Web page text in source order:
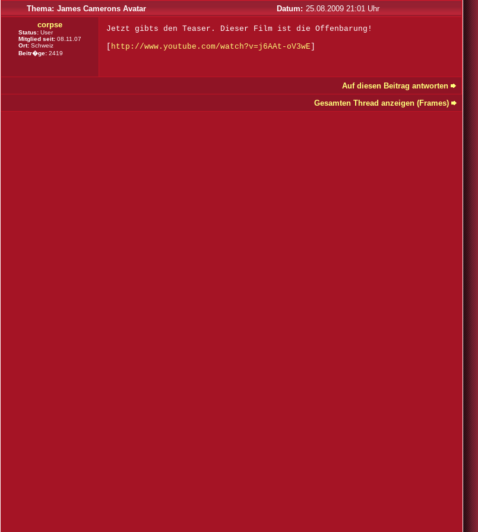
Thema: James Camerons Avatar Datum: 25.08.2009 21:01 Uhr
corpse
Status: User
Mitglied seit: 08.11.07
Ort: Schweiz
Beitr�ge: 2419
Jetzt gibts den Teaser. Dieser Film ist die Offenbarung!
http://www.youtube.com/watch?v=j6AAt-oV3wE
Auf diesen Beitrag antworten
Gesamten Thread anzeigen (Frames)